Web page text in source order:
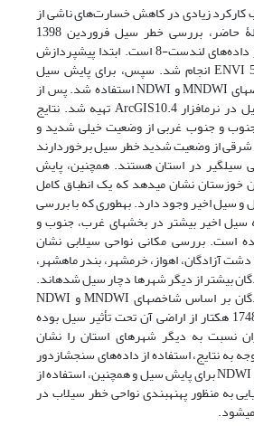
کارکرد زیادی در کاهش خسارت‌های ناشی از
آن دارد. هدف از مقالۀ حاضر، بررسی خطر سیل فروردین 1398
خوزستان با استفاده از داده‌های لندست-8 است. ابتدا پیش‏پردازش
تصاویر در نرم‏افزار ENVI 5.3 انجام شد. سپس، برای پایش سیل
فروردین 1398 از شاخص‏های MNDWI و NDWI استفاده شد. پس از
آن، نقشۀ پهنۀ‏ خطر سیل در نرم‏افزار ArcGIS10.4 تهیه شد. نتایج
و جنوب غربی از وضعیت خیلی شدید و
از وضعیت شدید خطر سیل برخوردارند
سیل‏گیر در استان هستند. همچنین، پایش
خوزستان نشان می‏دهد که یک انطباق کامل
و سیل اخیر وجود دارد. به‏طوری ‏که با بررسی
اخیر بیشتر در بخش‏های غرب، جنوب و
است. بررسی مکانی نواحی سیلابی نشان
آزادگان، اهواز، خرمشهر، بندر ماهشهر،
بیشتر از دیگر شهرها دچار سیل شده‏اند.
در این میان، شهر شادگان بر اساس شاخص‏های MNDWI و NDWI
به‌ترتیب 191349 و 174813 هکتار از اراضی آن تحت تأثیر سیل بوده
نسبت به دیگر شهرهای استان را نشان
به نتایج، استفاده از داده‌های سنجش‏ازدور
و شاخص‏های MNDWI و NDWI برای پایش سیل و همچنین، استفاده از
به منظور پهنه‏بندی نواحی خطر سیلاب در